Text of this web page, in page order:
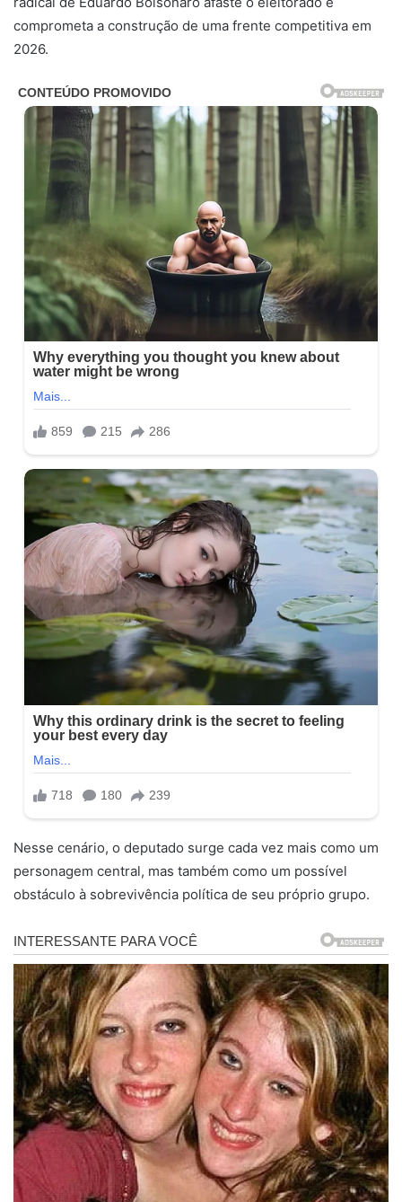
comprometa a construção de uma frente competitiva em
2026.
Nesse cenário, o deputado surge cada vez mais como um
personagem central, mas também como um possível
obstáculo à sobrevivência política de seu próprio grupo.